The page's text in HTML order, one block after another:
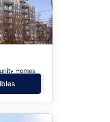
Homes